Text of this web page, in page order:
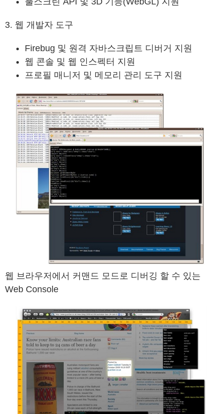
3. 웹 개발자 도구
Firebug 및 원격 자바스크립트 디버거 지원
웹 콘솔 및 웹 인스펙터 지원
프로필 매니저 및 메모리 관리 도구 지원
웹 브라우저에서 커맨드 모드로 디버깅 할 수 있는
Web Console